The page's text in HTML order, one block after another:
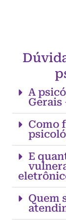
A
Gerais
Como
E
Quem